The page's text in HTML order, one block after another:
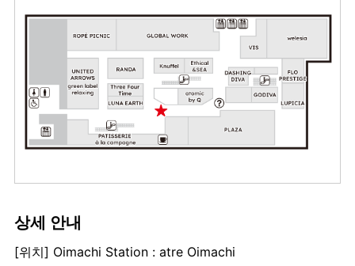
상세 안내
[위치] Oimachi Station : atre Oimachi